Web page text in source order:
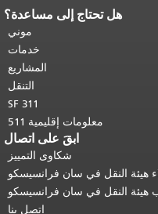
هل تحتاج إلى مساعدة؟
موني
خدمات
المشاريع
التنقل
SF 311
معلومات إقليمية 511
ابقَ على اتصال
شكاوى التمييز
هيئة النقل في سان فرانسيسكو
هيئة النقل في سان فرانسيسكو
اتصل بنا